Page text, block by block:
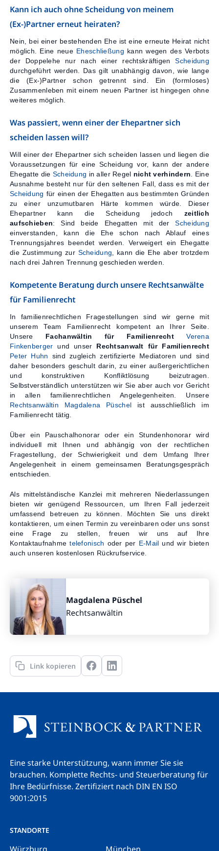
Kann ich auch ohne Scheidung von meinem
(Ex-)Partner erneut heiraten?
Nein, bei einer bestehenden Ehe ist eine erneute Heirat nicht
möglich. Eine neue Eheschließung kann wegen des Verbots
der Doppelehe nur nach einer rechtskräftigenScheidung
durchgeführt werden. Das gilt unabhängig davon, wie lange
die (Ex-)Partner schon getrennt sind. Ein (formloses)
Zusammenleben mit einem neuen Partner ist hingegen ohne
weiteres möglich.
Was passiert, wenn einer der Ehepartner sich
scheiden lassen will?
Will einer der Ehepartner sich scheiden lassen und liegen die
Voraussetzungen für eine Scheidung vor, kann der andere
Ehegatte die Scheidung in aller Regel nicht verhindern . Eine
Ausnahme besteht nur für den seltenen Fall, dass es mit der
Scheidung für einen der Ehegatten aus bestimmten Gründen
zu einer unzumutbaren Härte kommen würde. Dieser
Ehepartner kann die Scheidung jedoch zeitlich
aufschieben: Sind beide Ehegatten mit derScheidung
einverstanden, kann die Ehe schon nach Ablauf eines
Trennungsjahres beendet werden. Verweigert ein Ehegatte
die Zustimmung zur Scheidung , kann die Ehe aber trotzdem
nach drei Jahren Trennung geschieden werden.
Kompetente Beratung durch unsere Rechtsanwälte
für Familienrecht
In familienrechtlichen Fragestellungen sind wir gerne mit
unserem Team Familienrecht kompetent an Ihrer Seite.
Unsere Fachanwältin für Familienrecht
Verena
Finkenberger und unser Rechtsanwalt für Familienrecht
Peter Huhn
sind zugleich zertifizierte Mediatoren und sind
daher besonders geschult darin, zu einer außergerichtlichen
und konstruktiven Konfliktlösung beizutragen.
Selbstverständlich unterstützen wir Sie aber auch vor Gericht
in allen familienrechtlichen Angelegenheiten. Unsere
Rechtsanwältin Magdalena Püschel ist ausschließlich im
Familienrecht tätig.
Über ein Pauschalhonorar oder ein Stundenhonorar wird
individuell mit Ihnen und abhängig von der rechtlichen
Fragestellung, der Schwierigkeit und dem Umfang Ihrer
Angelegenheit in einem gemeinsamen Beratungsgespräch
entschieden.
Als mittelständische Kanzlei mit mehreren Niederlassungen
bieten wir genügend Ressourcen, um Ihren Fall jederzeit
umfassend betreuen zu können. Möchten Sie uns direkt
kontaktieren, um einen Termin zu vereinbaren oder uns sonst
eine Frage zu stellen, freuen wir uns auf Ihre
Kontaktaufnahmetelefonisch oder per E-Mail und wir bieten
auch unseren kostenlosen Rückrufservice.
Magdalena Püschel
Rechtsanwältin
Link kopieren
Eine starke Unterstützung, wann immer Sie sie
brauchen. Komplette Rechts- und Steuerberatung für
Ihre Bedürfnisse. Zertifiziert nach DIN EN ISO
9001:2015
STANDORTE